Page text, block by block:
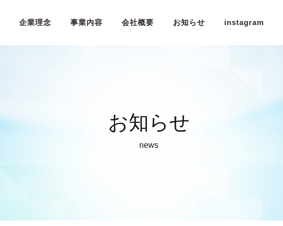
企業理念 事業内容 会社概要 お知らせ instagram
お知らせ
news